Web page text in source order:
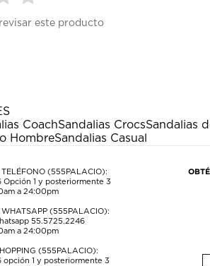
para
Esta
acción
abrirá
formulario
de
envío.
este producto
CoachSandalias CrocsSandalias
HombreSandalias Casual
TELÉFONO (555PALACIO):
Opción 1 y posteriormente 3
a 24:00pm
WHATSAPP (555PALACIO):
55.5725.2246
a 24:00pm
(555PALACIO):
opción 1 y posteriormente 3